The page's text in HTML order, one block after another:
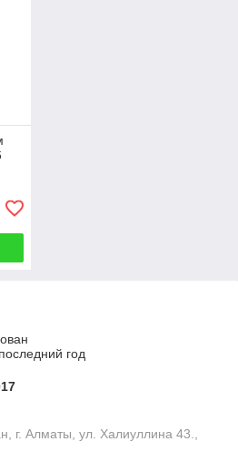
год
г. Алматы, ул. Халиуллина 43.,